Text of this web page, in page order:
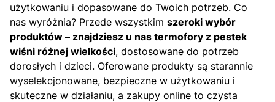
użytkowaniu i dopasowane do Twoich potrzeb. Co
nas wyróżnia? Przede wszystkim szeroki wybór
produktów – znajdziesz u nas termofory z pestek
wiśni różnej wielkości, dostosowane do potrzeb
dorosłych i dzieci. Oferowane produkty są starannie
wyselekcjonowane, bezpieczne w użytkowaniu i
skuteczne w działaniu, a zakupy online to czysta